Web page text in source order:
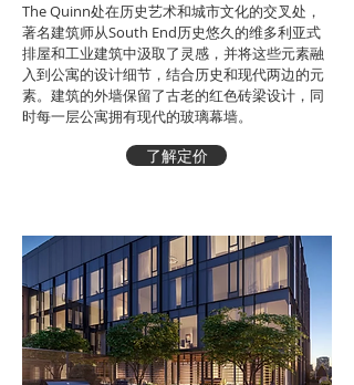
The Quinn处在历史艺术和城市文化的交叉处，
著名建筑师从South End历史悠久的维多利亚式
排屋和工业建筑中汲取了灵感，并将这些元素融
入到公寓的设计细节，结合历史和现代两边的元
素。建筑的外墙保留了古老的红色砖梁设计，同
时每一层公寓拥有现代的玻璃幕墙。
了解定价